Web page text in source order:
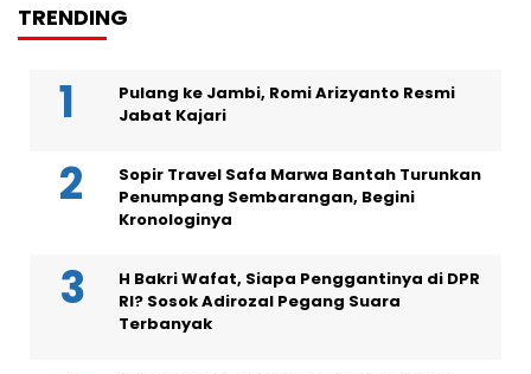
TRENDING
Pulang ke Jambi, Romi Arizyanto Resmi
Jabat Kajari
Sopir Travel Safa Marwa Bantah Turunkan
Penumpang Sembarangan, Begini
Kronologinya
H Bakri Wafat, Siapa Penggantinya di DPR
RI? Sosok Adirozal Pegang Suara
Terbanyak